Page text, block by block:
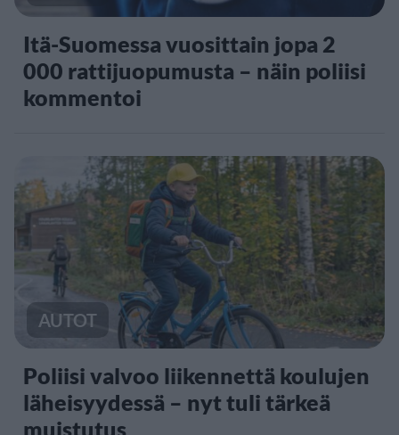
Itä-Suomessa vuosittain jopa 2
000 rattijuopumusta – näin poliisi
kommentoi
AUTOT
Poliisi valvoo liikennettä koulujen
läheisyydessä – nyt tuli tärkeä
muistutus